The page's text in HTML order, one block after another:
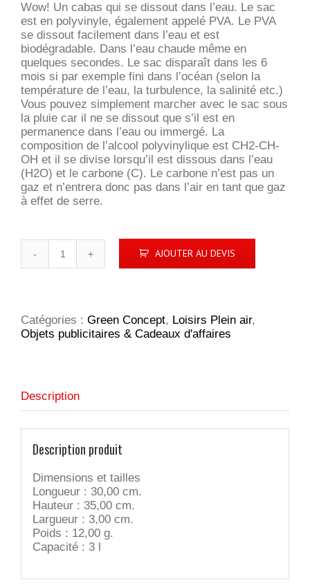
Wow! Un cabas qui se dissout dans l’eau. Le sac
est en polyvinyle, également appelé PVA. Le PVA
se dissout facilement dans l’eau et est
biodégradable. Dans l’eau chaude même en
quelques secondes. Le sac disparaît dans les 6
mois si par exemple fini dans l’océan (selon la
température de l’eau, la turbulence, la salinité etc.)
Vous pouvez simplement marcher avec le sac sous
la pluie car il ne se dissout que s’il est en
permanence dans l’eau ou immergé. La
composition de l’alcool polyvinylique est CH2-CH-
OH et il se divise lorsqu’il est dissous dans l’eau
(H2O) et le carbone (C). Le carbone n’est pas un
gaz et n’entrera donc pas dans l’air en tant que gaz
à effet de serre.
sac
shopping
AJOUTER AU DEVIS
Catégories : Green Concept, Loisirs Plein air,
Objets publicitaires & Cadeaux d'affaires
Description
Description produit
Dimensions et tailles
Longueur : 30,00 cm.
Hauteur : 35,00 cm.
Largueur : 3,00 cm.
Poids : 12,00 g.
Capacité : 3 l